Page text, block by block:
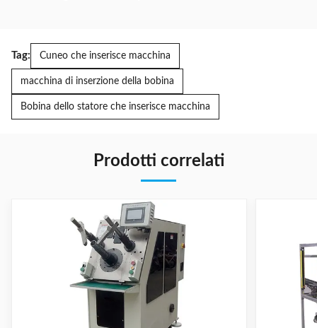
Tag: Cuneo che inserisce macchina
macchina di inserzione della bobina
Bobina dello statore che inserisce macchina
Prodotti correlati